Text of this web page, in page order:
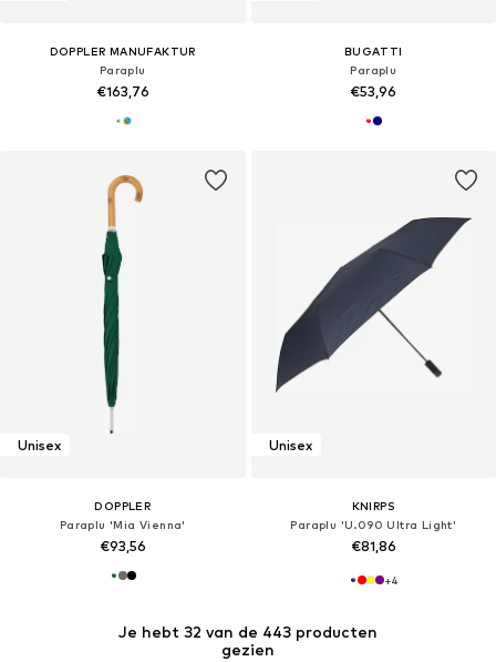
DOPPLER MANUFAKTUR
Paraplu
€163,76
BUGATTI
Paraplu
€53,96
Unisex
DOPPLER
Paraplu 'Mia Vienna'
€93,56
Unisex
KNIRPS
Paraplu 'U.090 Ultra Light'
€81,86
+4
Je hebt 32 van de 443 producten
gezien